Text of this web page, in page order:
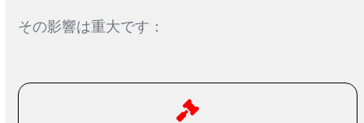
その影響は重大です：